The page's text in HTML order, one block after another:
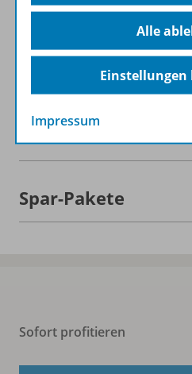
Informationen
Beschreibung
Weitere Inhalte der
Spar-Pakete
Sofort profitieren
Alle
Einstellungen
Impressum